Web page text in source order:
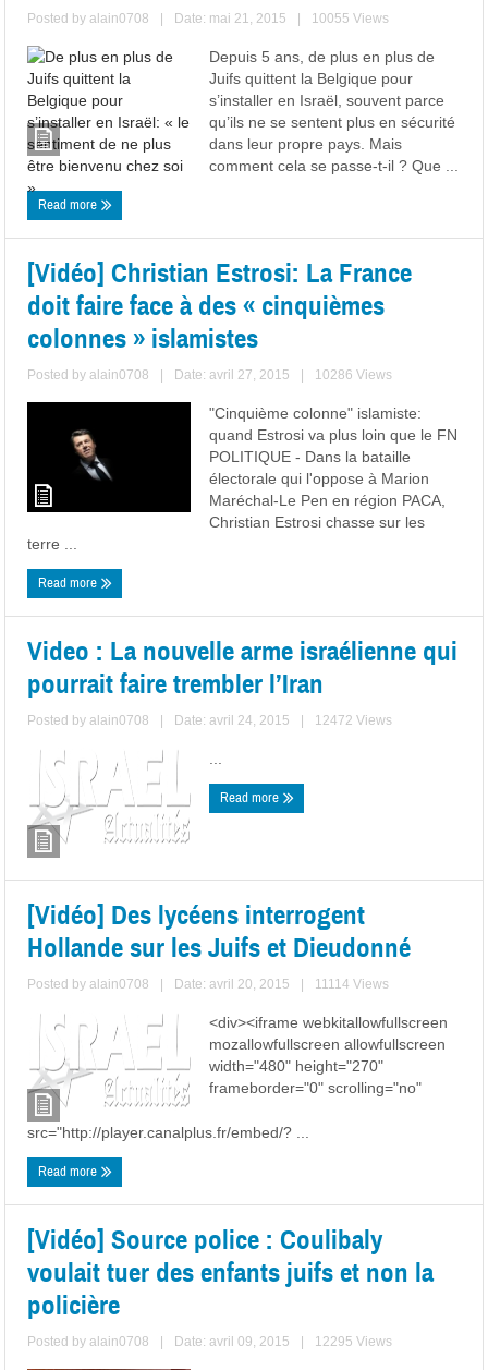
Posted byalain0708 Date: mai 21, 2015 10055 Views
Depuis 5 ans, de plus en plus de
Juifs quittent la Belgique pour
s’installer en Israël, souvent parce
qu’ils ne se sentent plus en sécurité
dans leur propre pays. Mais
comment cela se passe-t-il ? Que ...
Read more
[Vidéo] Christian Estrosi: La France
doit faire face à des « cinquièmes
colonnes » islamistes
Posted byalain0708 Date: avril 27, 2015 10286 Views
"Cinquième colonne" islamiste:
quand Estrosi va plus loin que le FN
POLITIQUE - Dans la bataille
électorale qui l'oppose à Marion
Maréchal-Le Pen en région PACA,
Christian Estrosi chasse sur les
terre ...
Read more
Video : La nouvelle arme israélienne qui
pourrait faire trembler l’Iran
Posted byalain0708 Date: avril 24, 2015 12472 Views
Read more
[Vidéo] Des lycéens interrogent
Hollande sur les Juifs et Dieudonné
Posted byalain0708 Date: avril 20, 2015 11114 Views
<div><iframe webkitallowfullscreen
mozallowfullscreen allowfullscreen
width="480" height="270"
frameborder="0" scrolling="no"
src="http://player.canalplus.fr/embed/? ...
Read more
[Vidéo] Source police : Coulibaly
voulait tuer des enfants juifs et non la
policière
Posted byalain0708 Date: avril 09, 2015 12295 Views